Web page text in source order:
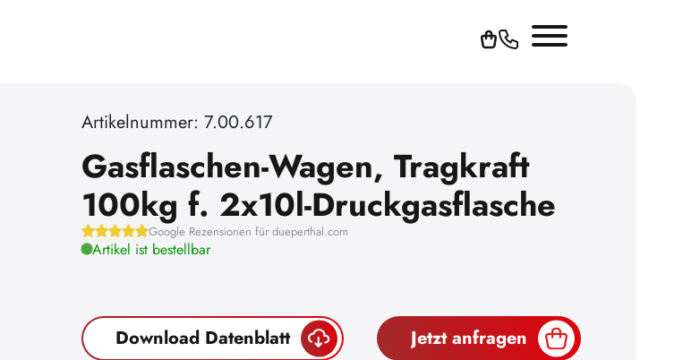
Artikelnummer: 7.00.617
Gasflaschen-Wagen, Tragkraft
100kg f. 2x10l-Druckgasflasche
Google Rezensionen für dueperthal.com
Artikel ist bestellbar
Download Datenblatt Jetzt anfragen